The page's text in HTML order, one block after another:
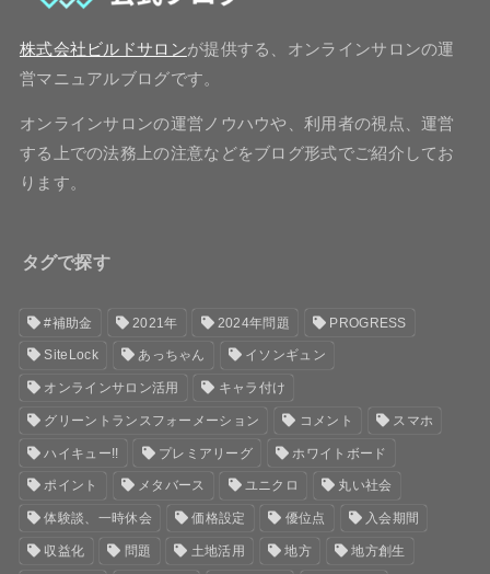
株式会社ビルドサロンが提供する、オンラインサロンの運
営マニュアルブログです。
オンラインサロンの運営ノウハウや、利用者の視点、運営
する上での法務上の注意などをブログ形式でご紹介してお
ります。
タグで探す
#補助金 2021年 2024年問題 PROGRESS
SiteLock あっちゃん イソンギュン
オンラインサロン活用 キャラ付け
グリーントランスフォーメーション コメント スマホ
ハイキュー!! プレミアリーグ ホワイトボード
ポイント メタバース ユニクロ 丸い社会
体験談、一時休会 価格設定 優位点 入会期間
収益化 問題 土地活用 地方 地方創生